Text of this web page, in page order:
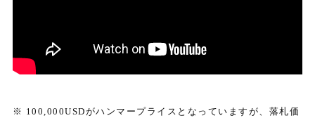
※ 100,000USDがハンマープライスとなっていますが、落札価